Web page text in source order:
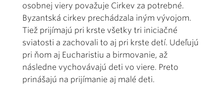
osobnej viery považuje Cirkev za potrebné.
Byzantská cirkev prechádzala iným vývojom.
Tiež prijímajú pri krste všetky tri iniciačné
sviatosti a zachovali to aj pri krste detí. Udeľujú
pri ňom aj Eucharistiu a birmovanie, až
následne vychovávajú deti vo viere. Preto
prinášajú na prijímanie aj malé deti.